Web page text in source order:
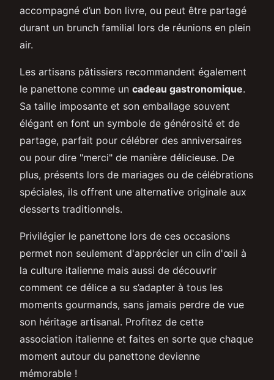
accompagné d’un bon livre, ou peut être partagé
durant un brunch familial lors de réunions en plein
air.
Les artisans pâtissiers recommandent également
le panettone comme un cadeau gastronomique.
Sa taille imposante et son emballage souvent
élégant en font un symbole de générosité et de
partage, parfait pour célébrer des anniversaires
ou pour dire "merci" de manière délicieuse. De
plus, présents lors de mariages ou de célébrations
spéciales, ils offrent une alternative originale aux
desserts traditionnels.
Privilégier le panettone lors de ces occasions
permet non seulement d'apprécier un clin d'œil à
la culture italienne mais aussi de découvrir
comment ce délice a su s’adapter à tous les
moments gourmands, sans jamais perdre de vue
son héritage artisanal. Profitez de cette
association italienne et faites en sorte que chaque
moment autour du panettone devienne
mémorable !